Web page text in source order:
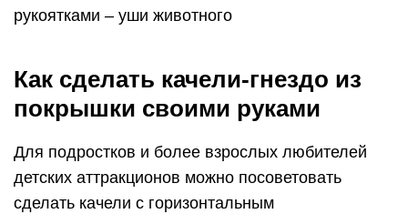
рукоятками – уши животного
Как сделать качели-гнездо из
покрышки своими руками
Для подростков и более взрослых любителей
детских аттракционов можно посоветовать
сделать качели с горизонтальным